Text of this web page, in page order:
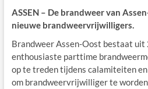
ASSEN – De brandweer van
nieuwe brandweervrijwilligers.
Brandweer Assen-Oost bestaat uit
enthousiaste parttime
op te treden tijdens calamiteiten
om brandweervrijwilliger te